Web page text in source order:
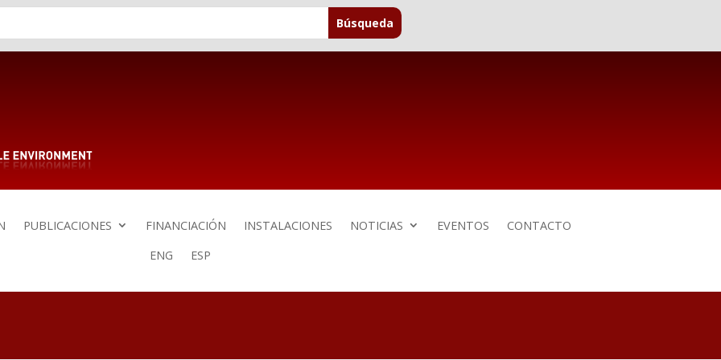
PUBLICACIONES FINANCIACIÓN INSTALACIONES NOTICIAS EVENTOS
CONTACTO
ENG
ESP